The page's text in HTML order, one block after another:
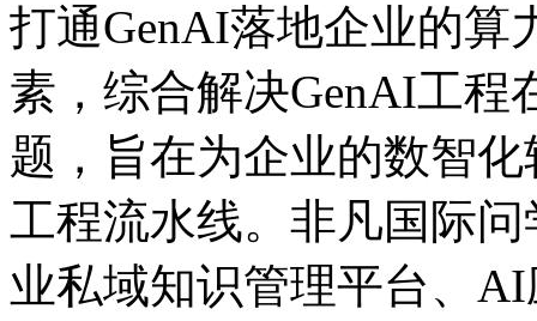
打通GenAI落地企业的算力
素，综合解决GenAI工程在
题，旨在为企业的数
工程流水线。非凡国际问
业私域知识管理平台、